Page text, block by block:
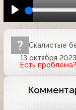
Скалистые
13 октября
Есть проблема?